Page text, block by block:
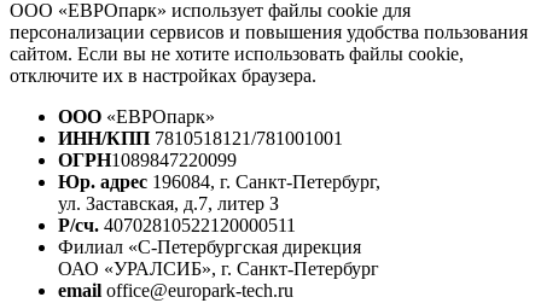
ООО «ЕВРОпарк» использует файлы cookie для
персонализации сервисов и повышения удобства пользования
сайтом. Если вы не хотите использовать файлы cookie,
отключите их в настройках браузера.
ООО «ЕВРОпарк»
ИНН/КПП 7810518121/781001001
ОГРН1089847220099
Юр. адрес 196084, г. Санкт-Петербург,
ул. Заставская, д.7, литер З
Р/сч. 40702810522120000511
Филиал «С-Петербургская дирекция
ОАО «УРАЛСИБ», г. Санкт-Петербург
email office@europark-tech.ru